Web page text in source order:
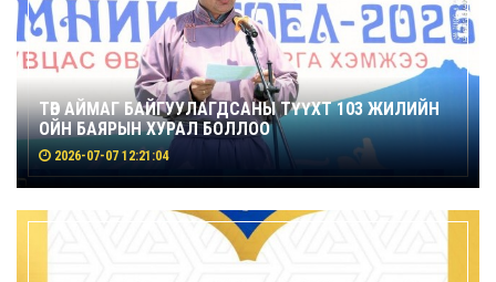
ТӨВ АЙМАГ БАЙГУУЛАГДСАНЫ ТҮҮХТ 103 ЖИЛИЙН
ОЙН БАЯРЫН ХУРАЛ БОЛЛОО
2026-07-07 12:21:04